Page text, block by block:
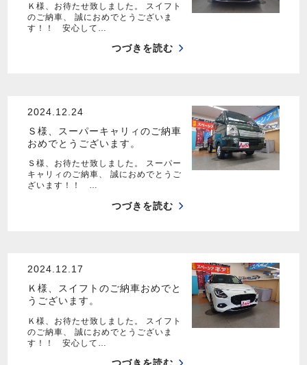
Ｋ様、お待たせ致しました。 スイフト
のご納車、 誠におめでとうございま
す！！ 安心して…
つづきを読む
2024.12.24
Ｓ様、スーパーキャリィのご納車
おめでとうございます。
Ｓ様、お待たせ致しました。 スーパー
キャリィのご納車、 誠におめでとうご
ざいます！！ …
つづきを読む
2024.12.17
Ｋ様、スイフトのご納車おめでと
うございます。
Ｋ様、お待たせ致しました。 スイフト
のご納車、 誠におめでとうございま
す！！ 安心して…